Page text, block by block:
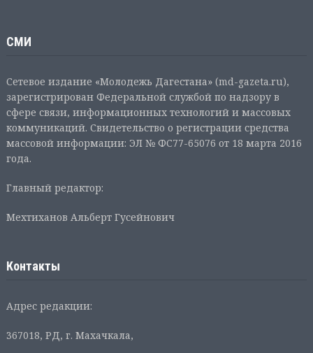
СМИ
Сетевое издание «Молодежь Дагестана» (md-gazeta.ru),
зарегистрирован Федеральной службой по надзору в
сфере связи, информационных технологий и массовых
коммуникаций. Свидетельство о регистрации средства
массовой информации: ЭЛ № ФС77-65076 от 18 марта 2016
года.
Главный редактор:
Мехтиханов Альберт Гусейнович
Контакты
Адрес редакции:
367018, РД, г. Махачкала,